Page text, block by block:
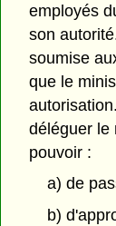
employés
son
soumise
que le
déléguer le
pouvoir :
a) de
b)